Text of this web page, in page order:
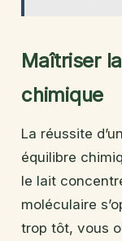
Maîtriser
chimique
La réussite
équilibre
le lait
moléculaire
trop tôt, vous